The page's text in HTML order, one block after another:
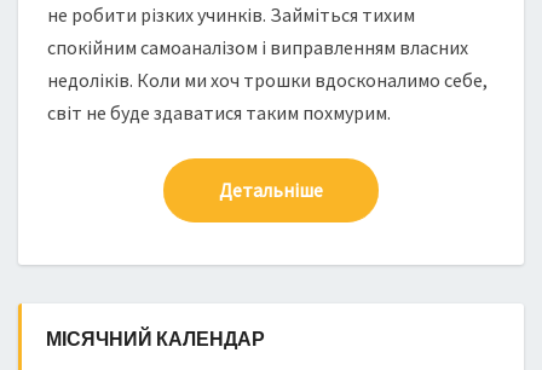
не робити різких учинків. Займіться тихим
спокійним самоаналізом і виправленням власних
недоліків. Коли ми хоч трошки вдосконалимо себе,
світ не буде здаватися таким похмурим.
Детальніше
МІСЯЧНИЙ КАЛЕНДАР